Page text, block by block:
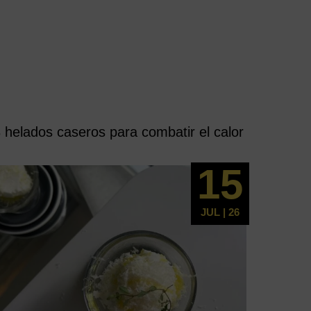
helados caseros para combatir el calor
15
JUL | 26